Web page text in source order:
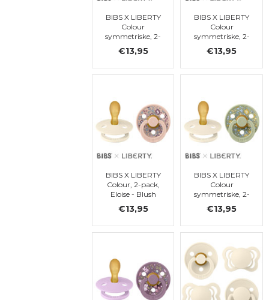
BIBS X LIBERTY
Colour
symmetriske, 2-
pack, Capel -
Blush Mix,
€13,95
BIBS X LIBERTY
Colour
symmetriske, 2-
pack, Capel -
Sage Mix,
€13,95
BIBS X LIBERTY
Colour, 2-pack,
Eloise - Blush
t. 2
€13,95
BIBS X LIBERTY
Colour
symmetriske, 2-
Sage Mix,
€13,95